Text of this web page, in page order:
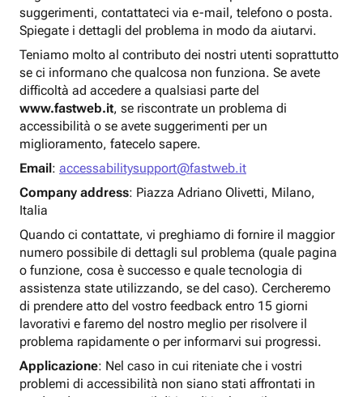
suggerimenti, contattateci via e-mail, telefono o posta.
Spiegate i dettagli del problema in modo da aiutarvi.
Teniamo molto al contributo dei nostri utenti soprattutto
se ci informano che qualcosa non funziona. Se avete
difficoltà ad accedere a qualsiasi parte del
www.fastweb.it, se riscontrate un problema di
accessibilità o se avete suggerimenti per un
miglioramento, fatecelo sapere.
Email: accessabilitysupport@fastweb.it
Company address: Piazza Adriano Olivetti, Milano,
Italia
Quando ci contattate, vi preghiamo di fornire il maggior
numero possibile di dettagli sul problema (quale pagina
o funzione, cosa è successo e quale tecnologia di
assistenza state utilizzando, se del caso). Cercheremo
di prendere atto del vostro feedback entro 15 giorni
lavorativi e faremo del nostro meglio per risolvere il
problema rapidamente o per informarvi sui progressi.
Applicazione: Nel caso in cui riteniate che i vostri
problemi di accessibilità non siano stati affrontati in